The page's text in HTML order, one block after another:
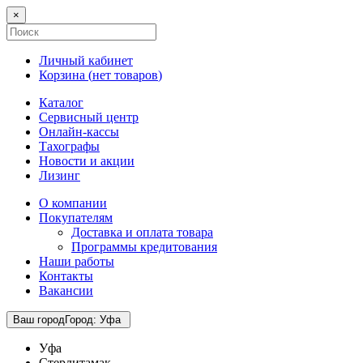
×
Личный кабинет
Корзина (нет товаров)
Каталог
Сервисный центр
Онлайн-кассы
Тахографы
Новости и акции
Лизинг
О компании
Покупателям
Доставка и оплата товара
Программы кредитования
Наши работы
Контакты
Вакансии
Ваш городГород: Уфа
Уфа